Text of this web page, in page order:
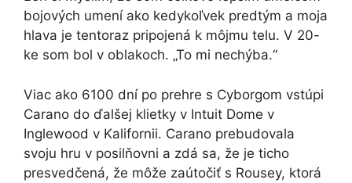
bojových umení ako kedykoľvek predtým a moja
hlava je tentoraz pripojená k môjmu telu. V 20-
ke som bol v oblakoch. „To mi nechýba.“
Viac ako 6100 dní po prehre s Cyborgom vstúpi
Carano do ďalšej klietky v Intuit Dome v
Inglewood v Kalifornii. Carano prebudovala
svoju hru v posilňovni a zdá sa, že je ticho
presvedčená, že môže zaútočiť s Rousey, ktorá